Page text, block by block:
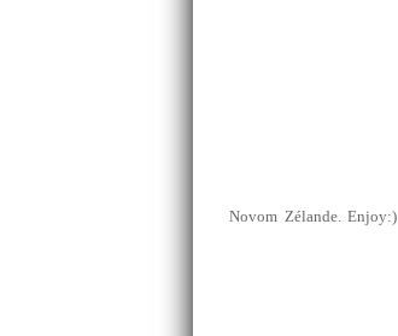
Novom Zélande. Enjoy:)